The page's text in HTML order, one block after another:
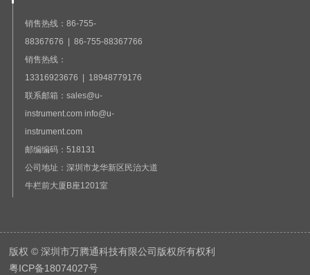
销售热线：86-755-
88367676 | 86-755-88367766
销售热线：
13316923676 | 18948779176
联系邮箱：sales@u-
instrument.com info@u-
instrument.com
邮编编码：518131
公司地址：深圳市龙华新区民治大道
牛栏前大厦B座1201室
版权 © 深圳市万腾通科技有限公司版权所有权利
粤ICP备18074027号